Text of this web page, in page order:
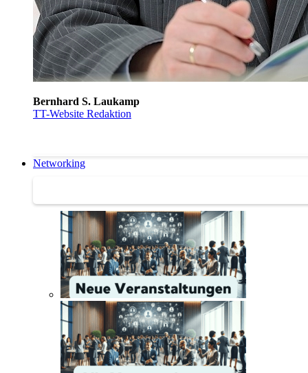
Bernhard S. Laukamp
TT-Website Redaktion
Networking